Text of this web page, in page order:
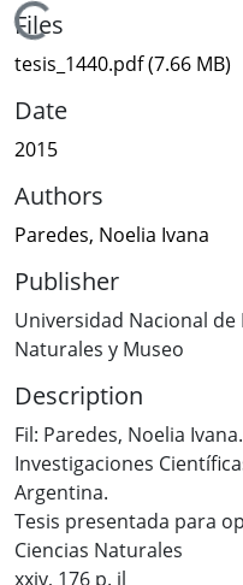
Loading...
Files
tesis_1440.pdf(7.66 MB)
Date
2015
Authors
Paredes, Noelia Ivana
Publisher
Universidad Nacional de
Naturales y Museo
Description
Fil: Paredes, Noelia
Investigaciones
Argentina.
Tesis presentada para
Ciencias Naturales
xxiv, 176 p. il